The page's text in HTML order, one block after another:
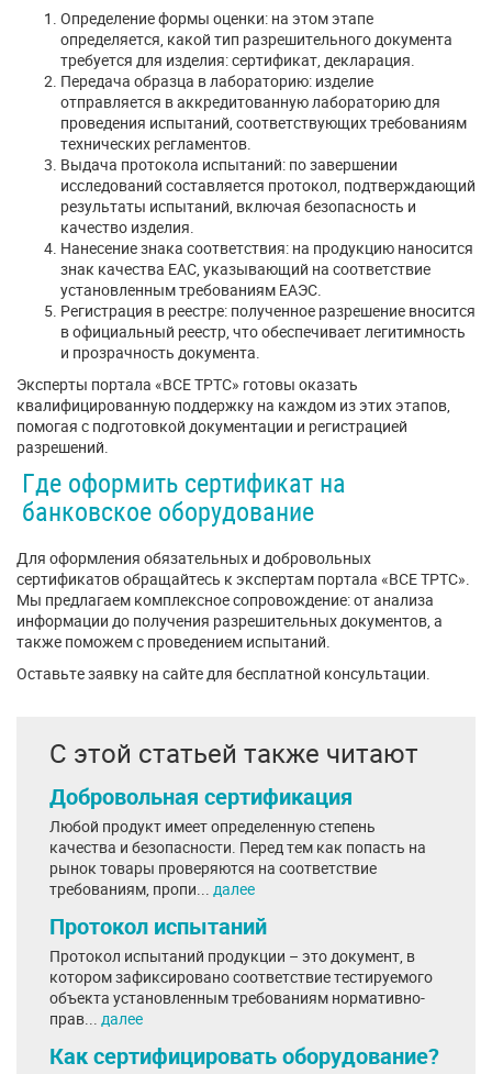
Определение формы оценки: на этом этапе
определяется, какой тип разрешительного документа
требуется для изделия: сертификат, декларация.
Передача образца в лабораторию: изделие
отправляется в аккредитованную лабораторию для
проведения испытаний, соответствующих требованиям
технических регламентов.
Выдача протокола испытаний: по завершении
исследований составляется протокол, подтверждающий
результаты испытаний, включая безопасность и
качество изделия.
Нанесение знака соответствия: на продукцию наносится
знак качества ЕАС, указывающий на соответствие
установленным требованиям ЕАЭС.
Регистрация в реестре: полученное разрешение вносится
в официальный реестр, что обеспечивает легитимность
и прозрачность документа.
Эксперты портала «ВСЕ ТРТС» готовы оказать
квалифицированную поддержку на каждом из этих этапов,
помогая с подготовкой документации и регистрацией
разрешений.
Где оформить сертификат на
банковское оборудование
Для оформления обязательных и добровольных
сертификатов обращайтесь к экспертам портала «ВСЕ ТРТС».
Мы предлагаем комплексное сопровождение: от анализа
информации до получения разрешительных документов, а
также поможем с проведением испытаний.
Оставьте заявку на сайте для бесплатной консультации.
С этой статьей также читают
Добровольная сертификация
Любой продукт имеет определенную степень
качества и безопасности. Перед тем как попасть на
рынок товары проверяются на соответствие
требованиям, пропи... далее
Протокол испытаний
Протокол испытаний продукции – это документ, в
котором зафиксировано соответствие тестируемого
объекта установленным требованиям нормативно-
прав... далее
Как сертифицировать оборудование?